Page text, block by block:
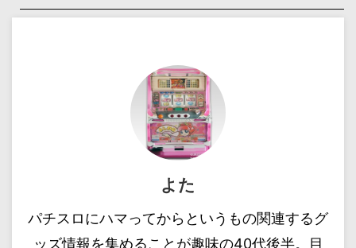
よた
パチスロにハマってからというもの関連するグ
ッズ情報を集めることが趣味の40代後半。目